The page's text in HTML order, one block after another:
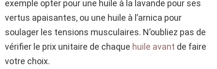
exemple opter pour une huile à la lavande pour ses
vertus apaisantes, ou une huile à l’arnica pour
soulager les tensions musculaires. N’oubliez pas de
vérifier le prix unitaire de chaque huile avant de faire
votre choix.